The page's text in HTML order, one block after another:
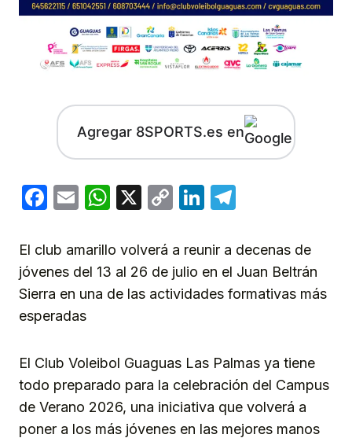
Agregar 8SPORTS.es en
Facebook
EmailWhatsApp
X
CopyLinkedIn
El club amarillo volverá a reunir a decenas de
jóvenes del 13 al 26 de julio en el Juan Beltrán
Sierra en una de las actividades formativas más
esperadas
El Club Voleibol Guaguas Las Palmas ya tiene
todo preparado para la celebración del Campus
de Verano 2026, una iniciativa que volverá a
poner a los más jóvenes en las mejores manos